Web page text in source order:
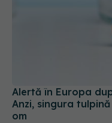
Alertă în Europa
Anzi, singura
om